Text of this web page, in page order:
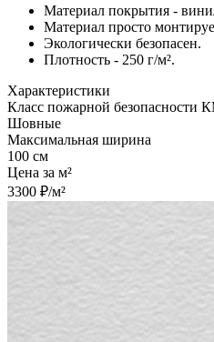
Материал покрытия -
Материал просто
Экологически безопасен.
Плотность - 250 г/м².
Характеристики
Класс пожарной безопасности
Шовные
Максимальная ширина
100 см
Цена за м²
3300 ₽/м²